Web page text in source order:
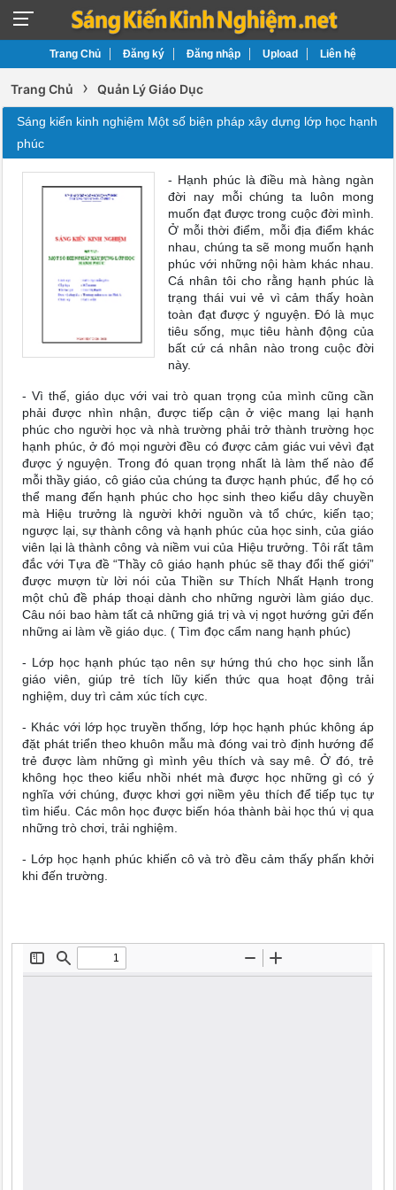
Trang Chủ Đăng ký Đăng nhập Upload Liên hệ
Trang Chủ › Quản Lý Giáo Dục
Sáng kiến kinh nghiệm Một số biện pháp xây dựng lớp học hạnh
phúc
- Hạnh phúc là điều mà hàng ngàn
đời nay mỗi chúng ta luôn mong
muốn đạt được trong cuộc đời mình.
Ở mỗi thời điểm, mỗi địa điểm khác
nhau, chúng ta sẽ mong muốn hạnh
phúc với những nội hàm khác nhau.
Cá nhân tôi cho rằng hạnh phúc là
trạng thái vui vẻ vì cảm thấy hoàn
toàn đạt được ý nguyện. Đó là mục
tiêu sống, mục tiêu hành động của
bất cứ cá nhân nào trong cuộc đời
này.
- Vì thế, giáo dục với vai trò quan trọng của mình cũng cần
phải được nhìn nhận, được tiếp cận ở việc mang lại hạnh
phúc cho người học và nhà trường phải trở thành trường học
hạnh phúc, ở đó mọi người đều có được cảm giác vui vẻvì đạt
được ý nguyện. Trong đó quan trọng nhất là làm thế nào để
mỗi thầy giáo, cô giáo của chúng ta được hạnh phúc, để họ có
thể mang đến hạnh phúc cho học sinh theo kiểu dây chuyền
mà Hiệu trưởng là người khởi nguồn và tổ chức, kiến tạo;
ngược lại, sự thành công và hạnh phúc của học sinh, của giáo
viên lại là thành công và niềm vui của Hiệu trưởng. Tôi rất tâm
đắc với Tựa đề “Thầy cô giáo hạnh phúc sẽ thay đổi thế giới”
được mượn từ lời nói của Thiền sư Thích Nhất Hạnh trong
một chủ đề pháp thoại dành cho những người làm giáo dục.
Câu nói bao hàm tất cả những giá trị và vị ngọt hướng gửi đến
những ai làm về giáo dục. ( Tìm đọc cẩm nang hạnh phúc)
- Lớp học hạnh phúc tạo nên sự hứng thú cho học sinh lẫn
giáo viên, giúp trẻ tích lũy kiến thức qua hoạt động trải
nghiệm, duy trì cảm xúc tích cực.
- Khác với lớp học truyền thống, lớp học hạnh phúc không áp
đặt phát triển theo khuôn mẫu mà đóng vai trò định hướng để
trẻ được làm những gì mình yêu thích và say mê. Ở đó, trẻ
không học theo kiểu nhồi nhét mà được học những gì có ý
nghĩa với chúng, được khơi gợi niềm yêu thích để tiếp tục tự
tìm hiểu. Các môn học được biến hóa thành bài học thú vị qua
những trò chơi, trải nghiệm.
- Lớp học hạnh phúc khiến cô và trò đều cảm thấy phấn khởi
khi đến trường.